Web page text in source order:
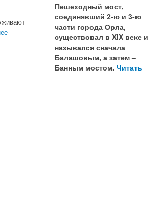
Пешеходный мост,
соединявший 2-ю и 3-ю
части города Орла,
существовал в XIX веке и
назывался сначала
Балашовым, а затем –
Банным мостом. Читать